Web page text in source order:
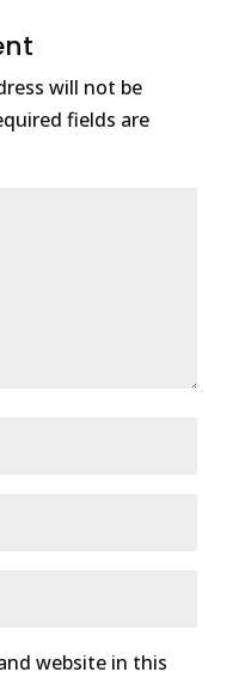
will not be
fields are
website in this